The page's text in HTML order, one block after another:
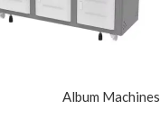
Album Machines